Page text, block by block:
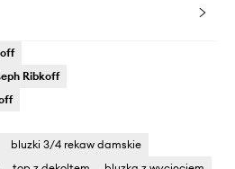
Ribkoff
bluzki 3/4 rekaw damskie